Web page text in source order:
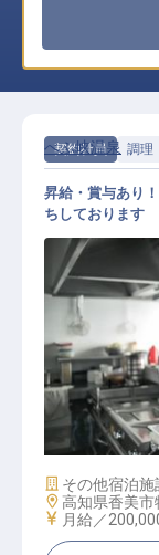
契約社員 調理
調理部門そ
べふ峡温泉
昇給・賞与あり
ちしております
施設業態
その他宿泊施
勤務地
高知県香美
給与
月給／